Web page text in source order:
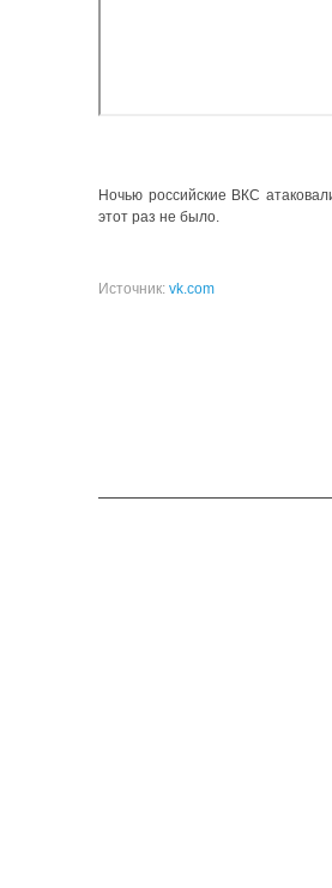
Ночью российские ВКС
этот раз не было.
Источник: vk.com